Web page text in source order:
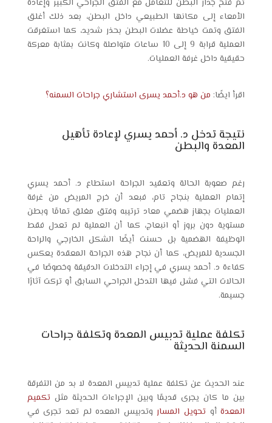
تم فتح جدار البطن للتعامل مع الفتق الجراحي الكبير وإعادة
الأمعاء إلى مكانها الطبيعي داخل البطن، بعد ذلك أغلق
الفتق وتمت خياطة عضلات البطن بحذر شديد، كما استغرقت
العملية قرابة 9 إلى 10 ساعات متواصلة وكانت بمثابة معركة
حقيقية داخل غرفة العمليات.
اقرأ ايضًا: من هو د.أحمد يسرى استشاري جراحات السمنه؟
نتيجة تدخل د. أحمد يسري لإعادة تأهيل
المعدة والبطن
رغم صعوبة الحالة وتعقيد الجراحة استطاع د. أحمد يسري
إتمام العملية بنجاح تام، فبعد أن خرج المريض من غرفة
العمليات بجهاز هضمي معاد ترتيبه وفتق مغلق تمامًا وبطن
مستوية دون بروز أو انبعاج، كما أن العملية لم تعدل فقط
الوظيفة الهضمية بل حسنت أيضًا الشكل الخارجي والراحة
الجسدية للمريض، كما أن نجاح هذه الجراحة المعقدة يعكس
كفاءة د. أحمد يسري في إجراء التدخلات الدقيقة وخصوصًا في
الحالات التي فشل فيها التدخل الجراحي السابق أو تركت آثارًا
جسيمة.
تكلفة عملية تدبيس المعدة وتكلفة جراحات
السمنة الحديثة
عند الحديث عن تكلفة عملية تدبيس المعدة لا بد من التفرقة
بين ما كان يجرى قديمًا وبين الإجراءات الحديثة مثل تكميم
المعدةأو تحويل المساروتدبيس المعده لم تعد تجرى في